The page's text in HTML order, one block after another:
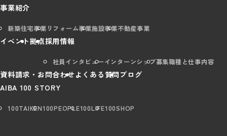
事業紹介
新築住宅事業 リフォーム事業施設事業不動産事業
イベント拠点採用情報
社員インタビューインターンシップ募集職種と仕事内容
資料請求・お問合わせ よくある質問 ブログ
AIBA 100 STORY
100TAIKEN100PEOPLE100LIFE100SHOP